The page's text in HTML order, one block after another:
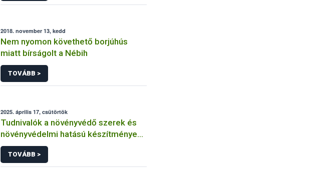
2018. november 13, kedd
Nem nyomon követhető borjúhús
miatt bírságolt a Nébih
TOVÁBB >
2025. április 17, csütörtök
Tudnivalók a növényvédő szerek és
növényvédelmi hatású készítmények
drónos kijuttatásának kérelmezéséről
TOVÁBB >